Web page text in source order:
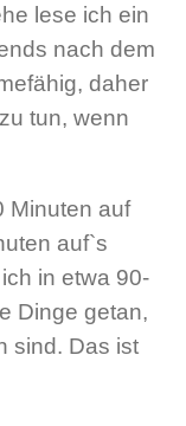
lese ich ein
nach dem
daher
tun, wenn
Minuten auf
auf`s
in etwa 90-
Dinge getan,
sind. Das ist